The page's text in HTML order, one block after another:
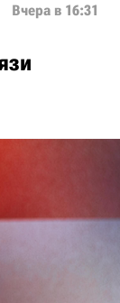
Вчера в 16:31